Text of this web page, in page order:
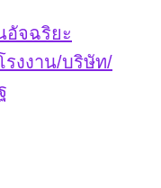
อัจฉริยะ
งงาน/บริษัท/